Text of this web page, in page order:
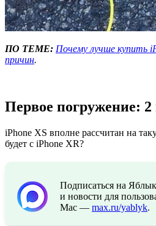
ПО ТЕМЕ: Почему лучше купить
причин.
Первое погружение: 2
iPhone XS вполне рассчитан на
будет с iPhone XR?
Подписаться на
и новости для
Mac — max.ru/yablyk.